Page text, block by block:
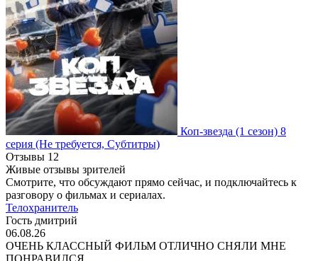
Коп-звезда (1 сезон) 8
серия (Не требуется, Субтитры)
Отзывы 12
Живые отзывы зрителей
Смотрите, что обсуждают прямо сейчас, и подключайтесь к
разговору о фильмах и сериалах.
Телохранитель
Гость дмитрий
06.08.26
ОЧЕНЬ КЛАССНЫЙ ФИЛЬМ ОТЛИЧНО СНЯЛИ МНЕ
ПОНРАВИЛСЯ